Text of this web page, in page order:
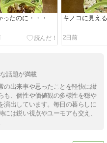
ったのに・・・ キノコに見える
2日前
話題が満載
の出来事や思ったことを軽快に綴
も、個性や価値観の多様性を穏や
演出しています。毎日の暮らしに
は鋭い視点やユーモアも交え、